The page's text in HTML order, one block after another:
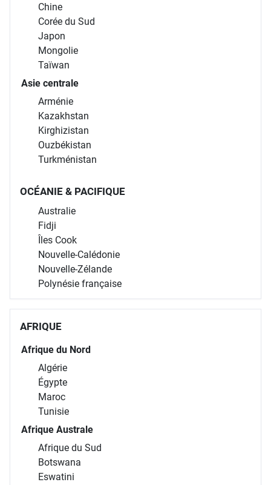
Chine
Corée du Sud
Japon
Mongolie
Taïwan
Asie centrale
Arménie
Kazakhstan
Kirghizistan
Ouzbékistan
Turkménistan
OCÉANIE & PACIFIQUE
Australie
Fidji
Îles Cook
Nouvelle-Calédonie
Nouvelle-Zélande
Polynésie française
AFRIQUE
Afrique du Nord
Algérie
Égypte
Maroc
Tunisie
Afrique Australe
Afrique du Sud
Botswana
Eswatini